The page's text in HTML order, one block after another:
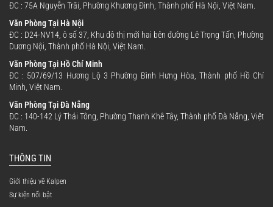
ĐC : 75A Nguyễn Trãi, Phường Khương Đình, Thành phố Hà Nội, Việt Nam.
Văn Phòng Tại Hà Nội
ĐC : D24-NV14, ô số 37, Khu đô thị mới hai bên đường Lê Trọng Tấn, Phường
Dương Nội, Thành phố Hà Nội, Việt Nam.
Văn Phòng Tại Hồ Chí Minh
ĐC : 507/69/13 Hương Lộ 3 Phường Bình Hưng Hòa, Thành phố Hồ Chí
Minh, Việt Nam.
Văn Phòng Tại Đà Nẵng
ĐC : 140-142 Lý Thái Tông, Phường Thanh Khê Tây, Thành phố Đà Nẵng, Việt
Nam.
THÔNG TIN
Giới thiệu về Kalpen
Sự kiện nổi bật